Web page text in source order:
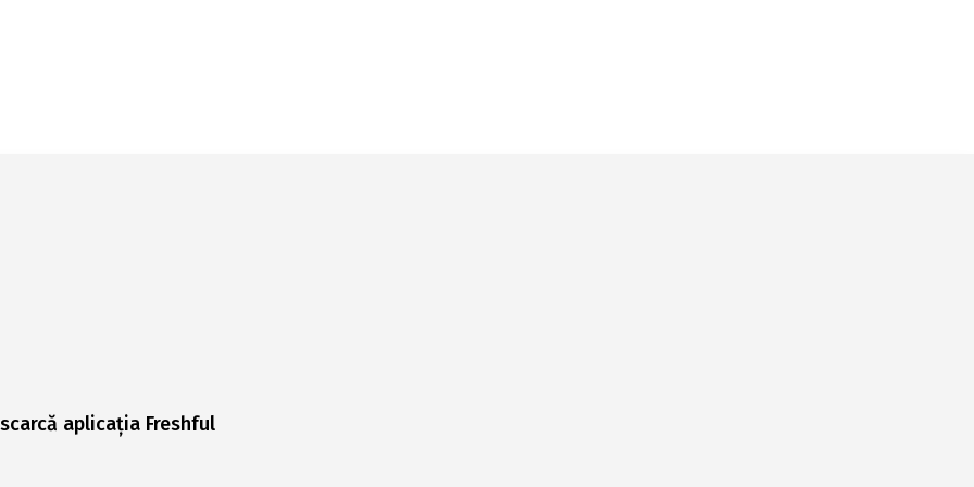
aplicația Freshful